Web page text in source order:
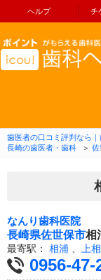
ヘルプ チ
歯医者の口コミ評判なら
長崎の歯医者・歯科
＞ 佐
なんり歯科医院
長崎県佐世保市相
最寄駅： 相浦 上
0956-47-